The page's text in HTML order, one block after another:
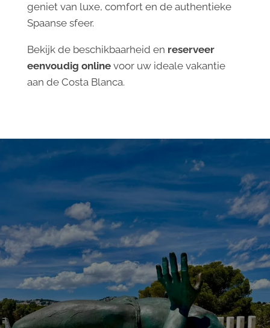
geniet van luxe, comfort en de authentieke
Spaanse sfeer.
Bekijk de beschikbaarheid en reserveer
eenvoudig onlinevoor uw ideale vakantie
aan de Costa Blanca.